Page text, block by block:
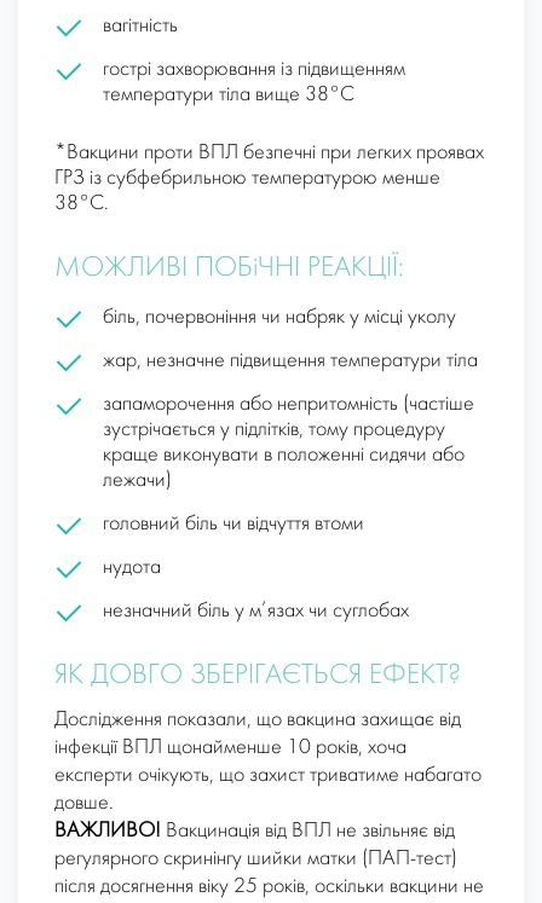
вагітність
гострі захворювання із підвищенням
температури тіла вище 38°С
*Вакцини проти ВПЛ безпечні при легких проявах
ГРЗ із субфебрильною температурою менше
38°С.
МОЖЛИВІ ПОБіЧНІ РЕАКЦІЇ:
біль, почервоніння чи набряк у місці уколу
жар, незначне підвищення температури тіла
запаморочення або непритомність (частіше
зустрічається у підлітків, тому процедуру
краще виконувати в положенні сидячи або
лежачи)
головний біль чи відчуття втоми
нудота
незначний біль у м’язах чи суглобах
ЯК ДОВГО ЗБЕРІГАЄТЬСЯ ЕФЕКТ?
Дослідження показали, що вакцина захищає від
інфекції ВПЛ щонайменше 10 років, хоча
експерти очікують, що захист триватиме набагато
довше.
ВАЖЛИВО! Вакцинація від ВПЛ не звільняє від
регулярного скринінгу шийки матки (ПАП-тест)
після досягнення віку 25 років, оскільки вакцини не